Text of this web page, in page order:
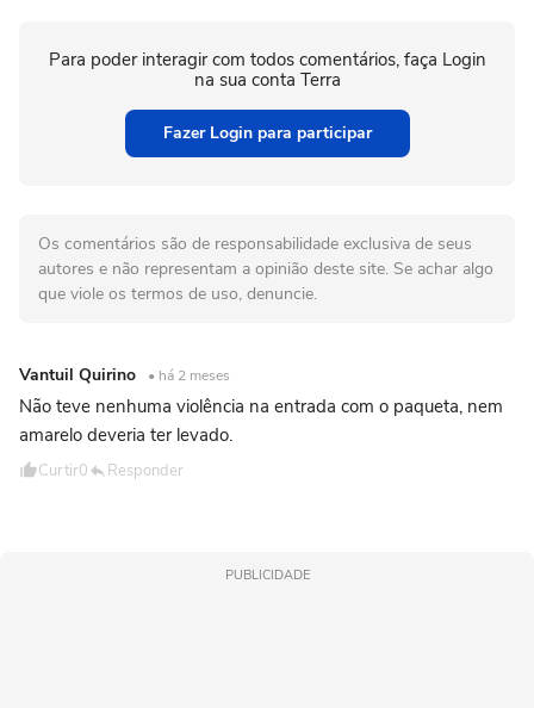
Para poder interagir com todos comentários, faça Login
na sua conta Terra
Fazer Login para participar
Os comentários são de responsabilidade exclusiva de seus
autores e não representam a opinião deste site. Se achar algo
que viole os termos de uso, denuncie.
Vantuil Quirino • há 2 meses
Não teve nenhuma violência na entrada com o paqueta, nem
amarelo deveria ter levado.
Curtir0 Responder
PUBLICIDADE